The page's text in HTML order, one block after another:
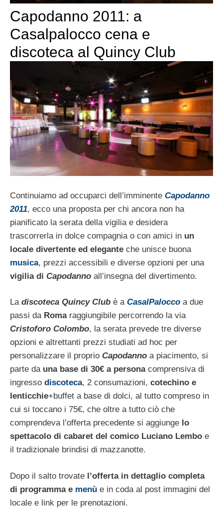
Capodanno 2011: a
Casalpalocco cena e
discoteca al Quincy Club
Continuiamo ad occuparci dell’imminente Capodanno
2011, ecco una proposta per chi ancora non ha
pianificato la serata della vigilia e desidera
trascorrerla in dolce compagnia o con amici in un
locale divertente ed elegante che unisce buona
musica, prezzi accessibili e diverse opzioni per una
vigilia di Capodanno all’insegna del divertimento.
La discoteca Quincy Club è a CasalPalocco a due
passi daRomaraggiungibile percorrendo la via
Cristoforo Colombo, la serata prevede tre diverse
opzioni e altrettanti prezzi studiati ad hoc per
personalizzare il proprio Capodanno a piacimento, si
parte da una base di 30€ a persona comprensiva di
ingresso discoteca, 2 consumazioni, cotechino e
lenticchie+buffet a base di dolci, al tutto compreso in
cui si toccano i 75€, che oltre a tutto ciò che
comprendeva l’offerta precedente si aggiunge lo
spettacolo di cabaret del comico Luciano Lembo e
il tradizionale brindisi di mazzanotte.
Dopo il salto trovate l’offerta in dettaglio completa
di programma e menù e in coda al post immagini del
locale e link per le prenotazioni.